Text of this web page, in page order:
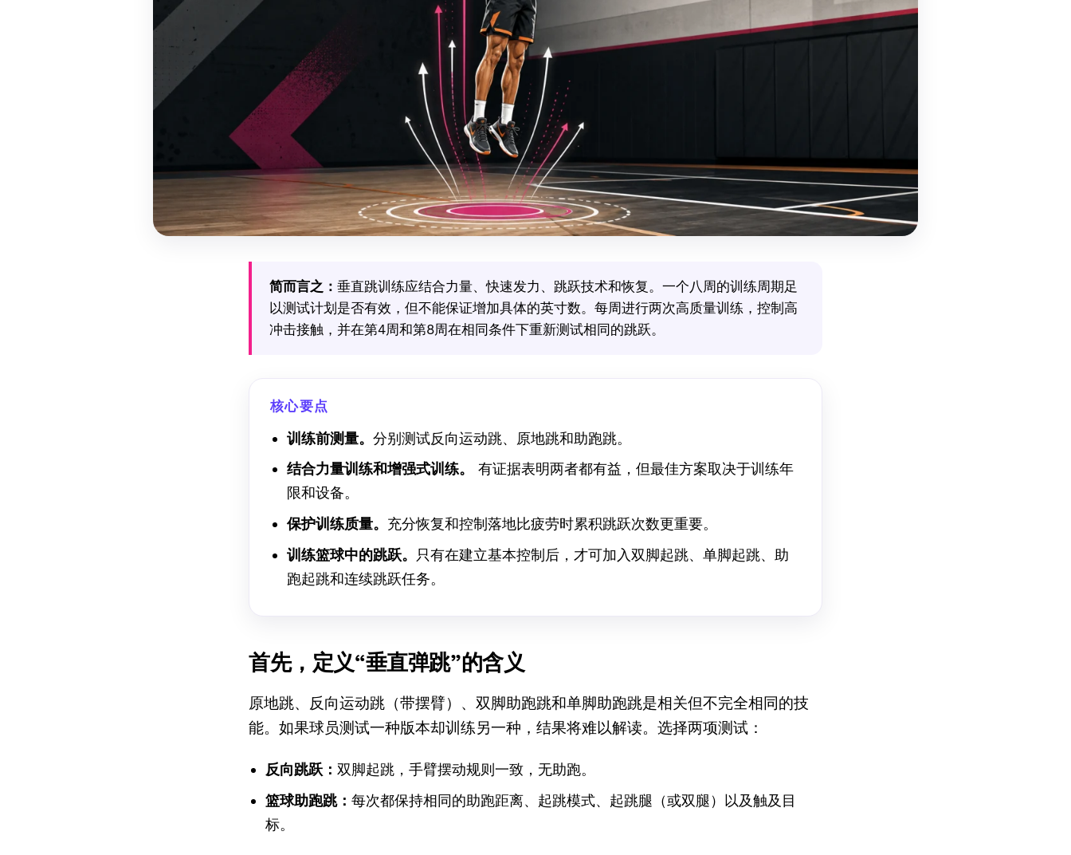
简而言之： 垂直跳训练应结合力量、快速发力、跳跃技术和恢复。一个八周的训练周期足
以测试计划是否有效，但不能保证增加具体的英寸数。每周进行两次高质量训练，控制高
冲击接触，并在第4周和第8周在相同条件下重新测试相同的跳跃。
核心要点
训练前测量。 分别测试反向运动跳、原地跳和助跑跳。
结合力量训练和增强式训练。
有证据表明两者都有益，但最佳方案取决于训练年
限和设备。
保护训练质量。 充分恢复和控制落地比疲劳时累积跳跃次数更重要。
训练篮球中的跳跃。
只有在建立基本控制后，才可加入双脚起跳、单脚起跳、助
跑起跳和连续跳跃任务。
首先，定义“垂直弹跳”的含义
原地跳、反向运动跳（带摆臂）、双脚助跑跳和单脚助跑跳是相关但不完全相同的技
能。如果球员测试一种版本却训练另一种，结果将难以解读。选择两项测试：
反向跳跃： 双脚起跳，手臂摆动规则一致，无助跑。
篮球助跑跳： 每次都保持相同的助跑距离、起跳模式、起跳腿（或双腿）以及触及目
标。